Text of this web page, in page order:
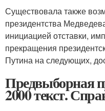
Существовала также
президентства
инициацией отставки,
прекращения
Путина на следующих,
Предвыборная
2000 текст.